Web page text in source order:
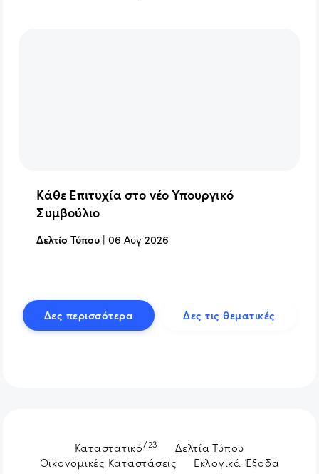
Κάθε Επιτυχία στο νέο Υπουργικό
Συμβούλιο
Δελτίο Τύπου |06 Αυγ 2026
Δες περισσότερα Δες τις θεματικές
Καταστατικό/23
Δελτία Τύπου
Οικονομικές Καταστάσεις
Εκλογικά Έξοδα